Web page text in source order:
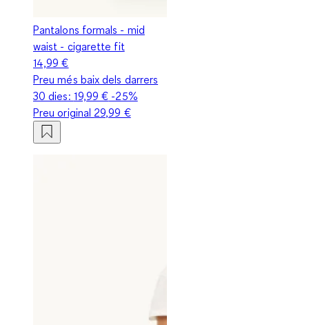
Pantalons formals - mid
waist - cigarette fit
14,99 €
Preu més baix dels darrers
30 dies: 19,99 € -25%
Preu original 29,99 €